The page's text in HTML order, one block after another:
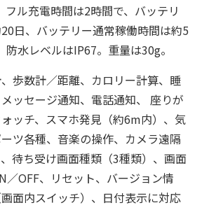
ル充電時間は2時間で、バッテリ
日、バッテリー通常稼働時間は約5
水レベルはIP67。重量は30g。
歩数計／距離、カロリー計算、睡
ッセージ通知、電話通知、 座りが
ッチ、スマホ発見（約6m内）、気
ツ各種、音楽の操作、カメラ遠隔
待ち受け画面種類（3種類）、画面
／OFF、リセット、バージョン情
面内スイッチ）、日付表示に対応